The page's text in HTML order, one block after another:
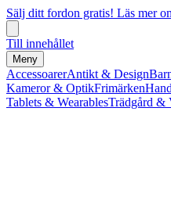
Sälj ditt fordon gratis! Läs mer
Till innehållet
Meny
AccessoarerAntikt & Design
Kameror & OptikFrimärken
Tablets & WearablesTrädgård &